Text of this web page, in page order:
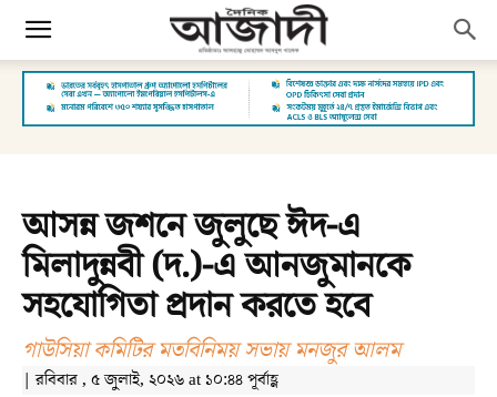
আসন্ন জশনে জুলুছে ঈদ-এ
মিলাদুন্নবী (দ.)-এ আনজুমানকে
সহযোগিতা প্রদান করতে হবে
গাউসিয়া কমিটির মতবিনিময় সভায় মনজুর আলম
| রবিবার , ৫ জুলাই, ২০২৬ at ১০:৪৪ পূর্বাহ্ণ